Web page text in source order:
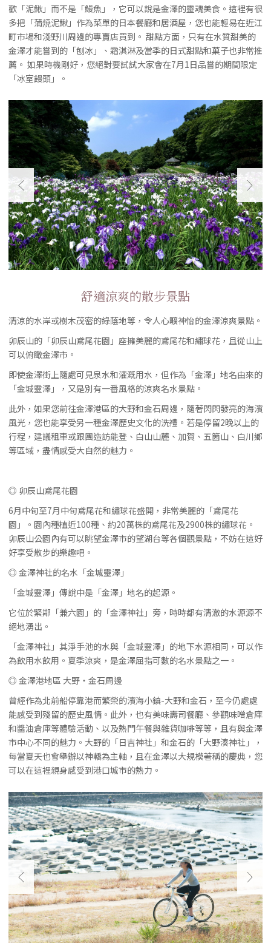
歡「泥鰍」而不是「鰻魚」，它可以說是金澤的靈魂美食。這裡有很
多把「蒲焼泥鰍」作為菜單的日本餐廳和居酒屋，您也能輕易在近江
町市場和淺野川周邊的專賣店買到。 甜點方面，只有在水質甜美的
金澤才能嘗到的「刨冰」、霜淇淋及當季的日式甜點和菓子也非常推
薦。 如果時機剛好，您絕對要試試大家會在7月1日品嘗的期間限定
「冰室饅頭」。
舒適涼爽的散步景點
清涼的水岸或樹木茂密的綠蔭地等，令人心曠神怡的金澤涼爽景點。
卯辰山的「卯辰山鳶尾花園」座擁美麗的鳶尾花和繡球花，且從山上
可以俯瞰金澤市。
即使金澤街上隨處可見泉水和灌溉用水，但作為「金澤」地名由來的
「金城靈澤」，又是別有一番風格的涼爽名水景點。
此外，如果您前往金澤港區的大野和金石周邊，隨著閃閃發亮的海濱
風光，您也能享受另一種金澤歷史文化的洗禮。若是停留2晚以上的
行程，建議租車或跟團造訪能登、白山山麓、加賀、五箇山、白川鄉
等區域，盡情感受大自然的魅力。
◎ 卯辰山鳶尾花園
6月中旬至7月中旬鳶尾花和繡球花盛開，非常美麗的「鳶尾花
園」。園內種植近100種、約20萬株的鳶尾花及2900株的繡球花。
卯辰山公園內有可以眺望金澤市的望湖台等各個觀景點，不妨在這好
好享受散步的樂趣吧。
◎ 金澤神社的名水「金城靈澤」
「金城靈澤」傳說中是「金澤」地名的起源。
它位於緊鄰「兼六園」的「金澤神社」旁，時時都有清澈的水源源不
絕地湧出。
「金澤神社」其淨手池的水與「金城靈澤」的地下水源相同，可以作
為飲用水飲用。夏季涼爽，是金澤屈指可數的名水景點之一。
◎ 金澤港地區 大野・金石周邊
曾經作為北前船停靠港而繁榮的濱海小鎮-大野和金石，至今仍處處
能感受到殘留的歷史風情。此外，也有美味壽司餐廳、參觀味噌倉庫
和醬油倉庫等體驗活動、以及熱門午餐與雜貨咖啡等等，且有與金澤
市中心不同的魅力。大野的「日吉神社」和金石的「大野湊神社」，
每當夏天也會舉辦以神轎為主軸，且在金澤以大規模著稱的慶典，您
可以在這裡親身感受到港口城市的熱力。